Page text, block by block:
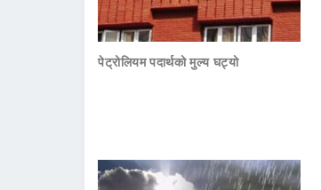
पेट्रोलियम पदार्थको मुल्य घट्यो